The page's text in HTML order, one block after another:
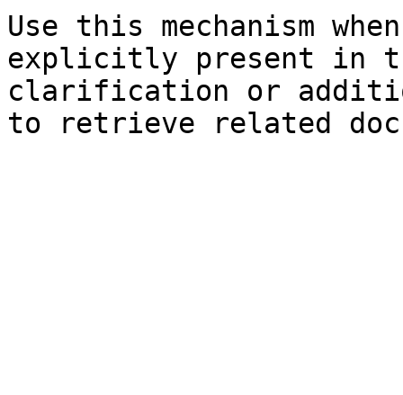
Use this mechanism
explicitly present in
clarification or